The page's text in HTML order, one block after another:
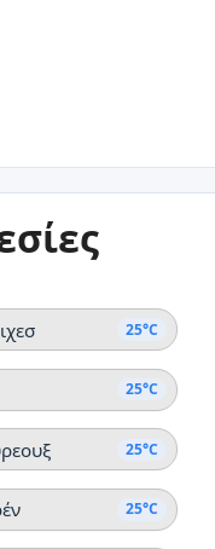
25°C
Ποιντε Αουξ..
25°C
25°C
25°C
25°C